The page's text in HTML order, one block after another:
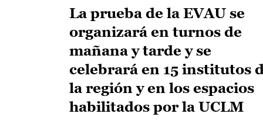
La prueba de la EVAU se
organizará en turnos de
mañana y tarde y se
celebrará en 15 institutos
la región y en los espacios
habilitados por la UCLM